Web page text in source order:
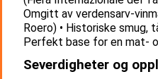
Omgitt av verdensarv-
Roero) • Historiske smug,
Perfekt base for en mat-
Severdigheter og